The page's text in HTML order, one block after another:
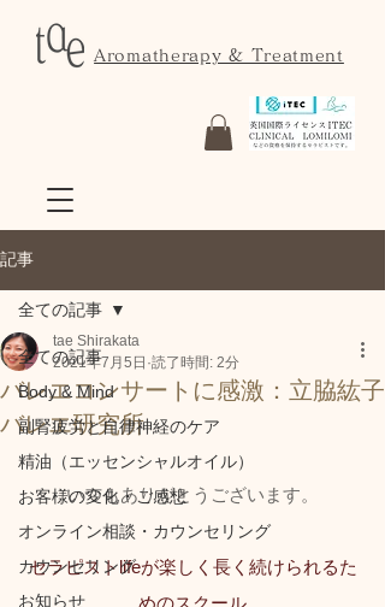
Aromatherapy & Treatment
記事
全ての記事
Body & Mind
副腎疲労と自律神経のケア
精油（エッセンシャルオイル）
お客様の変化・ご感想
オンライン相談・カウンセリング
カウンセリング
お知らせ
全ての記事
バレエコンサートに感激：立脇紘子
バレエ研究所
tae Shirakata
2021年7月5日 読了時間: 2分
いつもありがとうございます。
セラピストlifeが楽しく長く続けられるた
めのスクール